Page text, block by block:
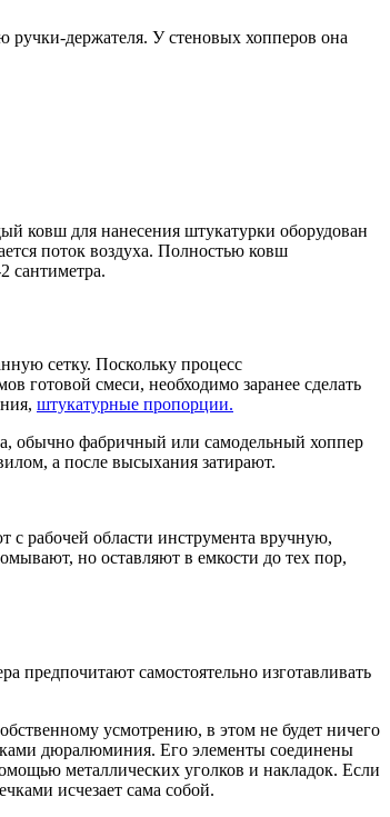
держателя. У стеновых хопперов она
ковш для нанесения штукатурки оборудован
поток воздуха. Полностью ковш
сантиметра.
сетку. Поскольку процесс
готовой смеси, необходимо заранее сделать
штукатурные пропорции.
обычно фабричный или самодельный хоппер
а после высыхания затирают.
с рабочей области инструмента вручную,
но оставляют в емкости до тех пор,
предпочитают самостоятельно изготавливать
усмотрению, в этом не будет ничего
дюралюминия. Его элементы соединены
металлических уголков и накладок. Если
исчезает сама собой.